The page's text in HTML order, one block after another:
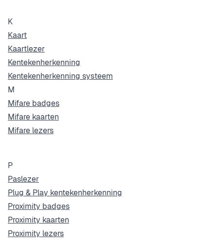
K
Kaart
Kaartlezer
Kentekenherkenning
Kentekenherkenning systeem
M
Mifare badges
Mifare kaarten
Mifare lezers
P
Paslezer
Plug & Play kentekenherkenning
Proximity badges
Proximity kaarten
Proximity lezers